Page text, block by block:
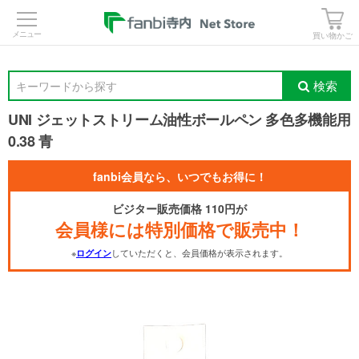
買い物かご
キーワードから探す 検索
UNI ジェットストリーム油性ボールペン 多色多機能用
0.38 青
fanbi会員なら、いつでもお得に！
ビジター販売価格 110円が
会員様には特別価格で販売中！
※ログインしていただくと、会員価格が表示されます。